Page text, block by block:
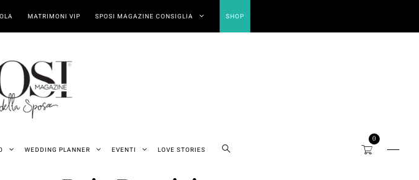
MATRIMONI VIP SPOSI MAGAZINE CONSIGLIA SHOP
WEDDING PLANNER EVENTI LOVE STORIES
0